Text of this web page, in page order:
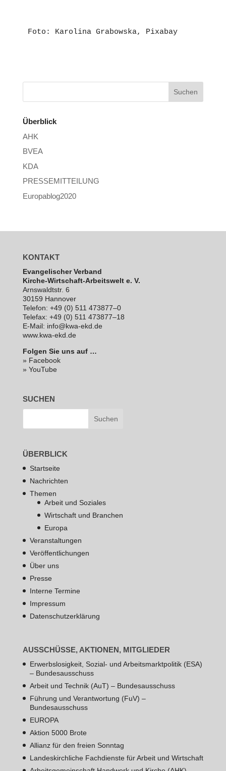
Foto: Karolina Grabowska, Pixabay
Überblick
AHK
BVEA
KDA
PRESSEMITTEILUNG
Europablog2020
KONTAKT
Evan­ge­li­scher Verband
Kirche-Wirt­schaft-Arbeits­welt e. V.
Arns­waldt­str. 6
30159 Hannover
Telefon: +49 (0) 511 473877–0
Telefax: +49 (0) 511 473877–18
E‑Mail: info@kwa-ekd.de
www.kwa-ekd.de
Folgen Sie uns auf …
» Facebook
» YouTube
SUCHEN
ÜBERBLICK
Startseite
Nachrichten
Themen
Arbeit und Soziales
Wirtschaft und Branchen
Europa
Veranstaltungen
Veröffentlichungen
Über uns
Presse
Interne Termine
Impressum
Datenschutzerklärung
AUSSCHÜSSE, AKTIONEN, MITGLIEDER
Erwerbslosigkeit, Sozial- und Arbeitsmarktpolitik (ESA)
– Bundesausschuss
Arbeit und Technik (AuT) – Bundesausschuss
Führung und Verantwortung (FuV) –
Bundesausschuss
EUROPA
Aktion 5000 Brote
Allianz für den freien Sonntag
Landeskirchliche Fachdienste für Arbeit und Wirtschaft